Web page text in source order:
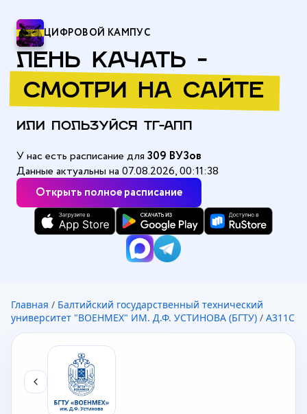
ЦИФРОВОЙ КАМПУС
ЛЕНЬ КАЧАТЬ -
СМОТРИ НА САЙТЕ
ИЛИ ПОЛЬЗУЙСЯ ТГ-АПП
Открыть полное расписание
У нас есть расписание для 309 ВУЗов
Данные актуальны на 07.08.2026, 00:11:38
Главная / Балтийский государственный технический
университет "ВОЕНМЕХ" ИМ. Д.Ф. УСТИНОВА (БГТУ) / А311С